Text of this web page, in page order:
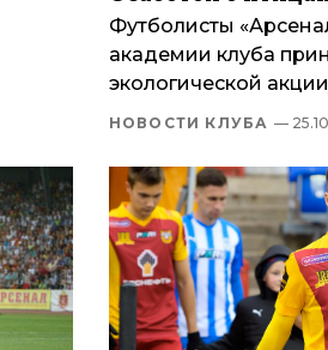
Футболисты
академии клуба
экологической
НОВОСТИ КЛУБА —